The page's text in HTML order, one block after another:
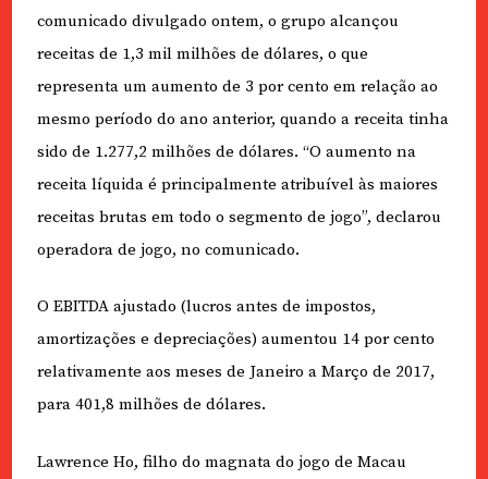
comunicado divulgado ontem, o grupo alcançou
receitas de 1,3 mil milhões de dólares, o que
representa um aumento de 3 por cento em relação ao
mesmo período do ano anterior, quando a receita tinha
sido de 1.277,2 milhões de dólares. “O aumento na
receita líquida é principalmente atribuível às maiores
receitas brutas em todo o segmento de jogo”, declarou
operadora de jogo, no comunicado.
O EBITDA ajustado (lucros antes de impostos,
amortizações e depreciações) aumentou 14 por cento
relativamente aos meses de Janeiro a Março de 2017,
para 401,8 milhões de dólares.
Lawrence Ho, filho do magnata do jogo de Macau